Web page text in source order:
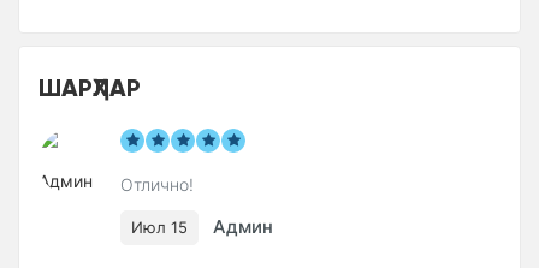
ШАРҲЛАР
Отлично!
Июл 15 Админ